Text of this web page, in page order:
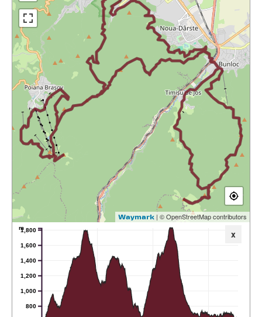
Waymark | © OpenStreetMap contributors
x
800
1,000
1,200
1,400
1,600
1,800
m